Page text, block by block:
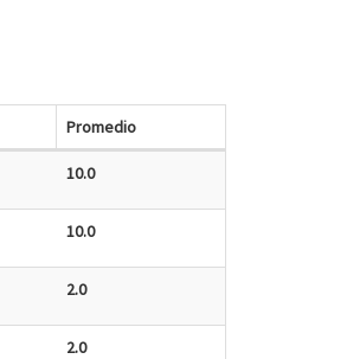
Promedio
10.0
10.0
2.0
2.0